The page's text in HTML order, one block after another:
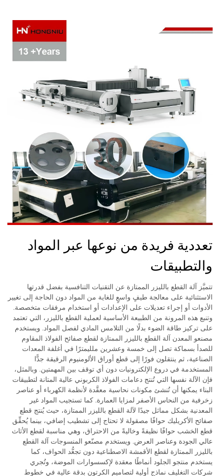
تعددية فريدة من نوعها عبر المواد
والتطبيقات
تتميَّز آلة القطع بالليزر الممتازة عن التقنيات التنافسية بفضل قدرتها
الاستثنائية على معالجة طيفٍ واسعٍ للغاية من المواد دون الحاجة إلى تغيير
الأدوات أو إجراء تعديلات على الإعدادات أو استخدام مرفقات متخصصة.
وتنبع هذه المرونة من الطبيعة الأساسية لعملية القطع بالليزر، التي تعتمد
على تركيز طاقة الضوء بدلًا من التلامس المادي لفصل المواد. ويستخدم
مصنعو المعدن آلة القطع بالليزر الممتازة لقطع صفائح الفولاذ المقاوم
للصدأ بسماكة تصل إلى خمسة وعشرين ملليمترًا في أغلفة المعدات
الصناعية، ثم ينتقلون فورًا إلى قطع أوراق الألومنيوم الرقيقة جدًّا
المستخدمة في دروع الإلكترونيات دون أي توقف بين المهمتين. وبالمثل،
فإن الآلة نفسها التي تُنتج دعامات الفولاذ الكربوني عالية المتانة لتطبيقات
البناء يمكنها أن تُنشئ مكونات نحاسية معقَّدة لأنظمة الكهرباء أو عناصر
زخرفية من النحاس الأصفر لمزايا العمارة. كما تستجيب المواد غير
المعدنية بشكل مماثل جيدًا لآلة القطع بالليزر الممتازة، حيث يُنتج قطع
صفائح الأكريليك حوافًا مصقولة لا تحتاج إلى تشطيب إضافي، بينما يُحقِّق
قطع الخشب حوافًا نظيفةً وخاليةً من الاحتراق، وهي مناسبة لقطع الأثاث
عالي الجودة وعناصر العرض. ويستخدم مصنّعو المنسوجات آلة القطع
بالليزر الممتازة لقطع الأقمشة الاصطناعية دون تجعُّد الحواف، كما
يستخدم منتجو الجلود أنماطًا معقدة لإكسسوارات الموضة، وتُجري
شركات التغليف نماذج أولية لتصاميم الكرتون بدقة عالية في خطوط